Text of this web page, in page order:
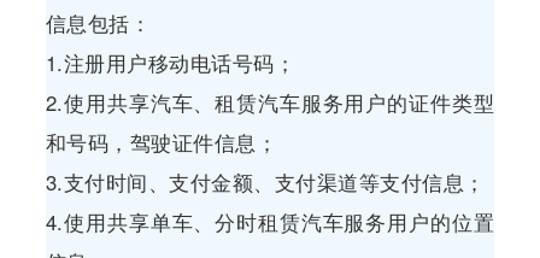
信息包括：
1.注册用户移动电话号码；
2.使用共享汽车、租赁汽车服务用户的证件类型
和号码，驾驶证件信息；
3.支付时间、支付金额、支付渠道等支付信息；
4.使用共享单车、分时租赁汽车服务用户的位置